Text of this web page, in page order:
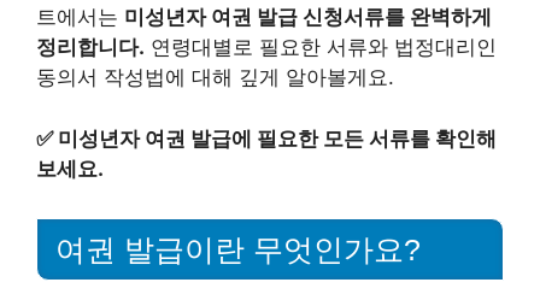
트에서는 미성년자 여권 발급 신청서류를 완벽하게
정리합니다. 연령대별로 필요한 서류와 법정대리인
동의서 작성법에 대해 깊게 알아볼게요.
✅ 미성년자 여권 발급에 필요한 모든 서류를 확인해
보세요.
여권 발급이란 무엇인가요?